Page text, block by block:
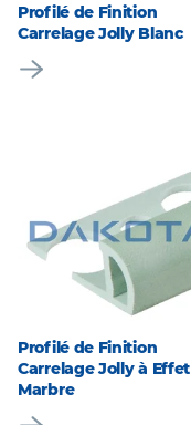
Profilé de Finition
Carrelage Jolly Blanc
Profilé de Finition
Carrelage Jolly à Effet
Marbre